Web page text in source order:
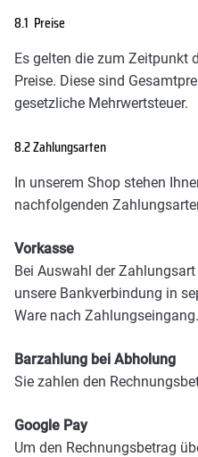
8.1 Preise
Es gelten die zum Zeitpunkt
Preise. Diese sind
gesetzliche Mehrwertsteuer.
8.2 Zahlungsarten
In unserem Shop stehen
nachfolgenden
Vorkasse
Bei Auswahl der
unsere Bankverbindung in
Ware nach Zahlungseingang.
Barzahlung bei Abholung
Sie zahlen den
Google Pay
Um den Rechnungsbetrag